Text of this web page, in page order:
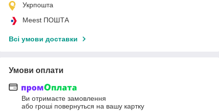
Укрпошта
Meest ПОШТА
Всі умови доставки
Умови оплати
Ви отримаєте замовлення
або гроші повернуться на вашу картку